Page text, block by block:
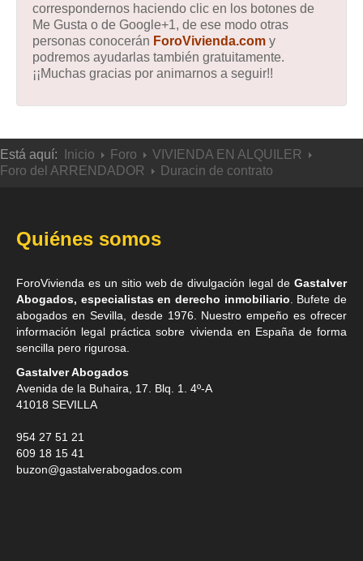
correspondernos haciendo clic en los botones de
Me Gusta o de Google+1, de ese modo otras
personas conocerán ForoVivienda.com y
podremos ayudarlas también gratuitamente.
¡¡Muchas gracias por animarnos a seguir!!
Está aquí: Inicio Foro
VIVIENDA EN ALQUILER
Foro del ARRENDADOR
Duracin de contrato
Quiénes somos
ForoVivienda es un sitio web de divulgación legal de Gastalver
Abogados, especialistas en derecho inmobiliario . Bufete de
abogados en Sevilla , desde 1976. Nuestro empeño es ofrecer
información legal práctica sobre vivienda en España de forma
sencilla pero rigurosa.
Gastalver Abogados
Avenida de la Buhaira, 17. Blq. 1. 4º-A
41018 SEVILLA
954 27 51 21
609 18 15 41
buzon@gastalverabogados.com